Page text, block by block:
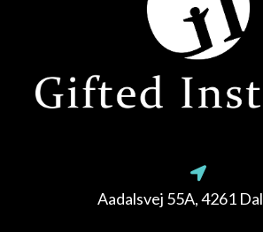
Aadalsvej 55A, 4261